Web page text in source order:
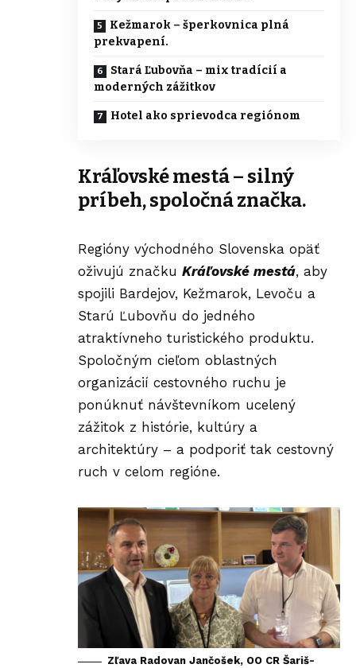
Kežmarok – šperkovnica plná
prekvapení.
Stará Ľubovňa – mix tradícií a
moderných zážitkov
Hotel ako sprievodca regiónom
Kráľovské mestá– silný
príbeh, spoločná značka.
Regióny východného Slovenska opäť
oživujú značku Kráľovské mestá, aby
spojili Bardejov, Kežmarok, Levoču a
Starú Ľubovňu do jedného
atraktívneho turistického produktu.
Spoločným cieľom oblastných
organizácií cestovného ruchu je
ponúknuť návštevníkom ucelený
zážitok z histórie, kultúry a
architektúry – a podporiť tak cestovný
ruch v celom regióne.
Zľava Radovan Jančošek, OO CR Šariš-